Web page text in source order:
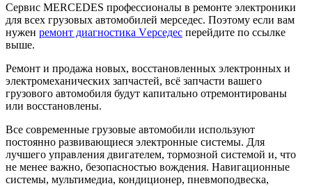
Сервис MERCEDES профессионалы в ремонте электроники
для всех грузовых автомобилей мерседес. Поэтому если вам
нужен ремонт диагностика Vерседес перейдите по ссылке
выше.
Ремонт и продажа новых, восстановленных электронных и
электромеханических запчастей, всё запчасти вашего
грузового автомобиля будут капитально отремонтированы
или восстановлены.
Все современные грузовые автомобили используют
постоянно развивающиеся электронные системы. Для
лучшего управления двигателем, тормозной системой и, что
не менее важно, безопасностью вождения. Навигационные
системы, мультимедиа, кондиционер, пневмоподвеска,